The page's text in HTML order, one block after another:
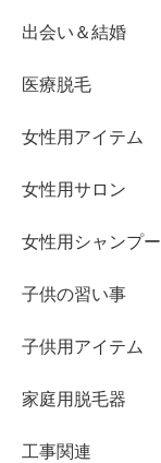
出会い＆結婚
医療脱毛
女性用アイテム
女性用サロン
女性用シャンプー
子供の習い事
子供用アイテム
家庭用脱毛器
工事関連